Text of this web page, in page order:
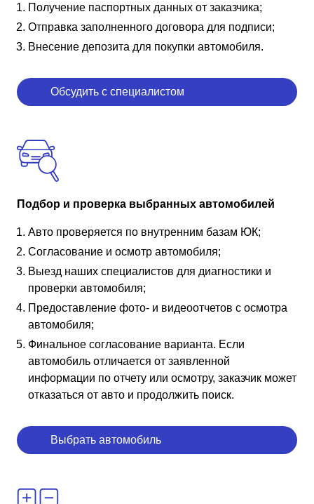
Получение паспортных данных от заказчика;
Отправка заполненного договора для подписи;
Внесение депозита для покупки автомобиля.
Обсудить с специалистом
Подбор и проверка выбранных автомобилей
Авто проверяется по внутренним базам ЮК;
Согласование и осмотр автомобиля;
Выезд наших специалистов для диагностики и
проверки автомобиля;
Предоставление фото- и видеоотчетов с осмотра
автомобиля;
Финальное согласование варианта. Если
автомобиль отличается от заявленной
информации по отчету или осмотру, заказчик может
отказаться от авто и продолжить поиск.
Выбрать автомобиль